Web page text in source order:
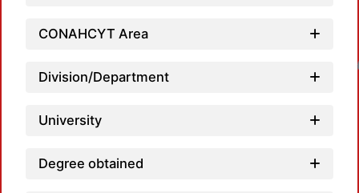
CONAHCYT Area
Division/Department
University
Degree obtained